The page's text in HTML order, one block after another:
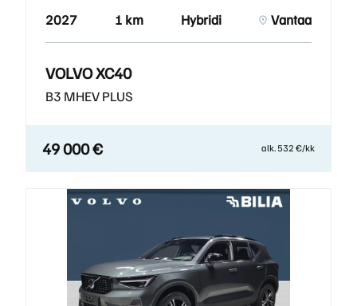
2027 1 km Hybridi Vantaa
VOLVO XC40
B3 MHEV PLUS
49 000 € alk. 532 €/kk